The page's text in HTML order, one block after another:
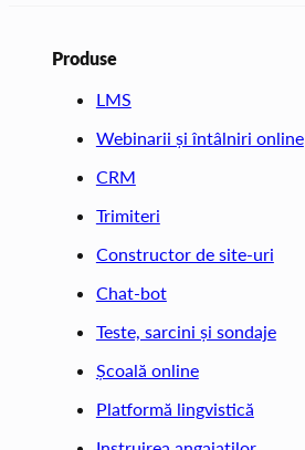
Produse
LMS
Webinarii și întâlniri online
CRM
Trimiteri
Constructor de site-uri
Chat-bot
Teste, sarcini și sondaje
Școală online
Platformă lingvistică